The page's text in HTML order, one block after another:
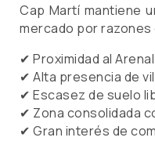
Cap Martí mantiene
mercado por
✔ Proximidad al
✔ Alta presencia de
✔ Escasez de suelo
✔ Zona consolidada
✔ Gran interés de